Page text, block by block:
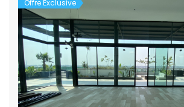
Offre Exclusive